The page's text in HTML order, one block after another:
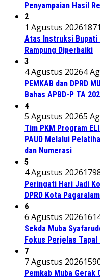
Penyampaian Hasil
2
1 Agustus 2026
Atas Instruksi Bupati
Rampung Diperbaiki
3
4 Agustus 20264
PEMKAB dan DPRD
Bahas APBD-P TA
4
5 Agustus 20265
Tim PKM Program
PAUD Melalui
dan Numerasi
5
4 Agustus 2026
Peringati Hari Jadi
DPRD Kota
6
6 Agustus 2026
Sekda Muba
Fokus Perjelas
7
7 Agustus 2026
Pemkab Muba Gerak